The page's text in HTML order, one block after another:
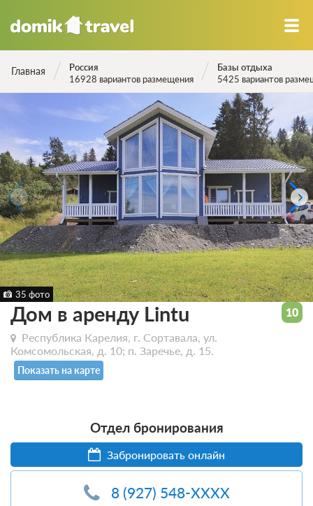
Главная
Россия
16928 вариантов размещения
Базы отдыха
5425 вариантов
35 фото
Дом в аренду Lintu
Республика Карелия, г. Сортавала, ул.
Комсомольская, д. 10; п. Заречье, д. 15.
Показать на карте
Отдел бронирования
Забронировать онлайн
8 (927) 548-XXXX
10